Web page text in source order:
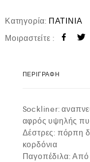
Κατηγορία: ΠΑΤΙΝΙΑ
Μοιραστείτε :
ΠΕΡΙΓΡΑΦΉ
Sockliner:
αφρός υψηλής
Δέστρες: πόρπη
κορδόνια
Παγοπέδιλα: